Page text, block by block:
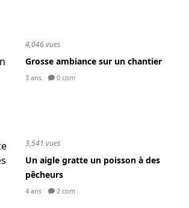
4,046 vues
Grosse ambiance sur un chantier
3 ans 0 com
3,541 vues
Un aigle gratte un poisson à des
pêcheurs
4 ans 2 com